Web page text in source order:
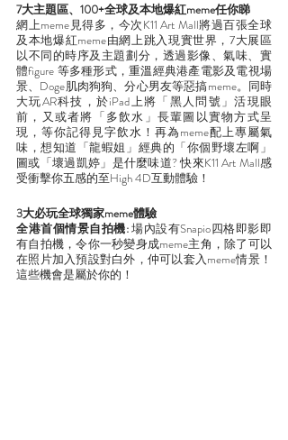
7大主題區、100+全球及本地爆紅meme任你睇
網上meme見得多，今次K11 Art Mall將過百張全球
及本地爆紅meme由網上跳入現實世界，7大展區
以不同的時序及主題劃分，透過影像、氣味、實
體figure 等多種形式，重溫經典港產電影及電視場
景、Doge肌肉狗狗、分心男友等惡搞meme。同時
大玩AR科技，於iPad上將「黑人問號」活現眼
前，又或者將「多飲水」長輩圖以實物方式呈
現，等你記得見字飲水！再為meme配上專屬氣
味，想知道「龍蝦姐」經典的「你個野壞左啊」
圖或「壞過凱婷」是什麼味道? 快來K11 Art Mall感
受衝擊你五感的至High 4D互動體驗！
3大必玩全球獨家meme體驗
全港首個情景自拍機: 場內設有Snapio四格即影即
有自拍機，令你一秒變身成meme主角，除了可以
在照片加入預設對白外，仲可以套入meme情景！
這些機會是屬於你的！